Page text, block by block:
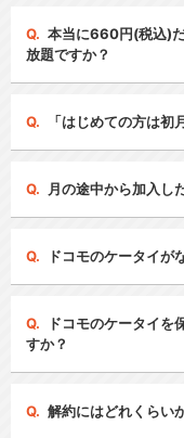
本当に660円(税込)
放題ですか？
「はじめての方は初
月の途中から加入し
ドコモのケータイが
ドコモのケータイを
すか？
解約にはどれくらい